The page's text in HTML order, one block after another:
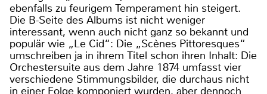
ebenfalls zu feurigem Temperament hin steigert.
Die B-Seite des Albums ist nicht weniger
interessant, wenn auch nicht ganz so bekannt und
populär wie „Le Cid“: Die „Scènes Pittoresques“
umschreiben ja in ihrem Titel schon ihren Inhalt: Die
Orchestersuite aus dem Jahre 1874 umfasst vier
verschiedene Stimmungsbilder, die durchaus nicht